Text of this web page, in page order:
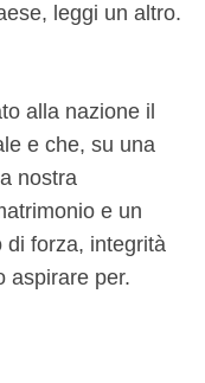
leggi un altro.
alla nazione il
e che, su una
nostra
e un
di forza, integrità
aspirare per.